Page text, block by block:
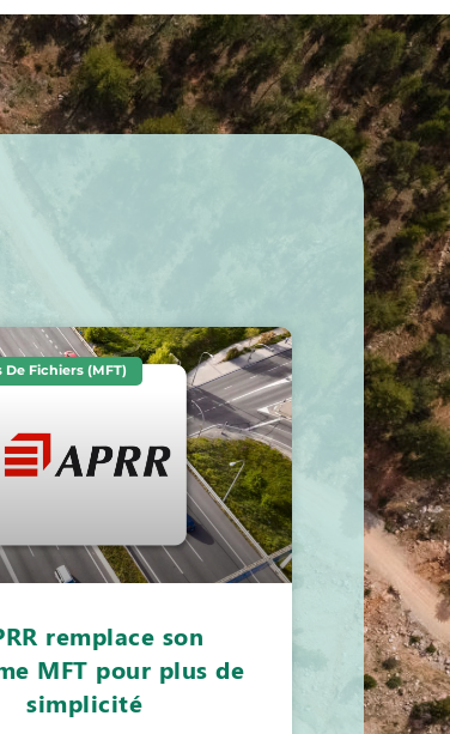
Fichiers (MFT)
remplace son
MFT pour plus de
simplicité